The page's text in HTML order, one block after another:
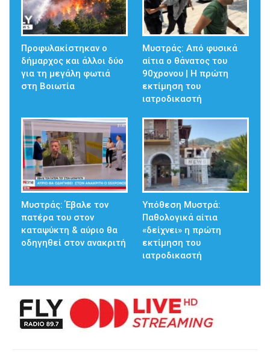
Προφυλακίστηκαν ο
δήμαρχος και άλλοι δύο
για τη μεγάλη φωτιά
στη Βοιωτία
Μυστράς: Από φυσικά
αίτια ο θάνατος του
90χρονου | Η πρώτη
εκτίμηση του
ιατροδικαστή
Μυστράς: Έβαλε τον
πατέρα του στον
καταψύκτη & αύριο θα
οδηγηθεί στον ανακριτή
Υπόθεση Μυστρά:
Παθολογικά αίτια
«δείχνει» η πρώτη
εκτίμηση του
ιατροδικαστή